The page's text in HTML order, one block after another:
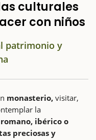
culturales
con niños
patrimonio y
monasterio, visitar,
la
ibérico o
preciosas y